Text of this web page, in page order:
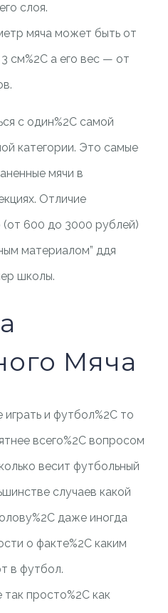
слоя.
мяча может быть от
см%2C а его вес — от
с один%2C самой
категории. Это самые
мячи в
Отличие
600 до 3000 рублей)
материалом” ддя
школы.
Мяча
и футбол%2C то
всего%2C вопросом
весит футбольный
случаев какой
даже иногда
о факте%2C каким
в футбол.
так просто%2C как